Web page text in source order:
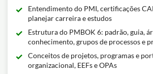
Entendimento do PMI, certificações
planejar carreira e estudos
Estrutura do PMBOK 6: padrão, guia,
conhecimento, grupos de processos e
Conceitos de projetos, programas e
organizacional, EEFs e OPAs